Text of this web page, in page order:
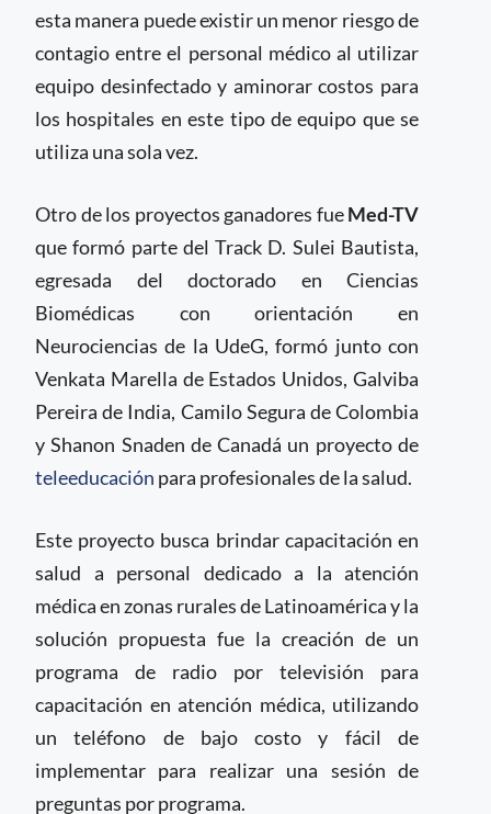
esta manera puede existir un menor riesgo de
contagio entre el personal médico al utilizar
equipo desinfectado y aminorar costos para
los hospitales en este tipo de equipo que se
utiliza una sola vez.
Otro de los proyectos ganadores fueMed-TV
que formó parte del Track D. Sulei Bautista,
egresada del doctorado en Ciencias
Biomédicas con orientación en
Neurociencias de la UdeG, formó junto con
Venkata Marella de Estados Unidos, Galviba
Pereira de India, Camilo Segura de Colombia
y Shanon Snaden de Canadá un proyecto de
teleeducación para profesionales de la salud.
Este proyecto busca brindar capacitación en
salud a personal dedicado a la atención
médica en zonas rurales de Latinoamérica y la
solución propuesta fue la creación de un
programa de radio por televisión para
capacitación en atención médica, utilizando
un teléfono de bajo costo y fácil de
implementar para realizar una sesión de
preguntas por programa.